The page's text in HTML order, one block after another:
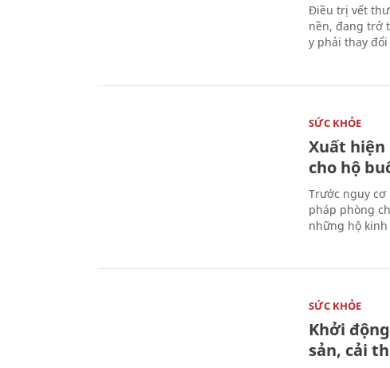
Điều trị vết
nền, đang trở
y phải thay
SỨC KHỎE
Xuất hiện
cho hộ
Trước nguy cơ
pháp phòng
những hộ
SỨC KHỎE
Khởi
sản, cải